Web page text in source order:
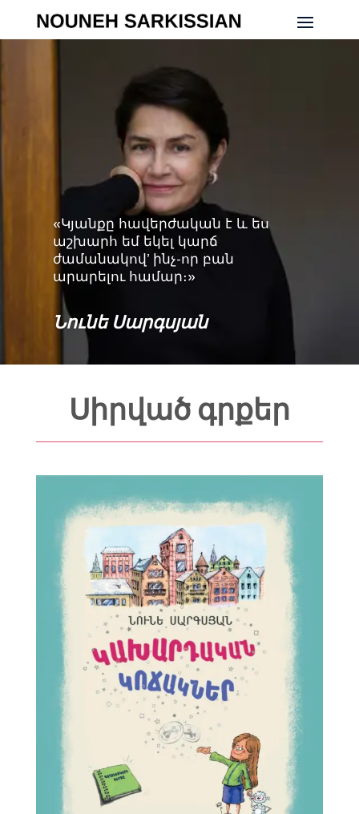
«Կյանքը հավերժական է և ես
աշխարհ եմ եկել կարճ
ժամանակով’ ինչ-որ բան
արարելու համար։»
Նունե Սարգսյան
Սիրված գրքեր